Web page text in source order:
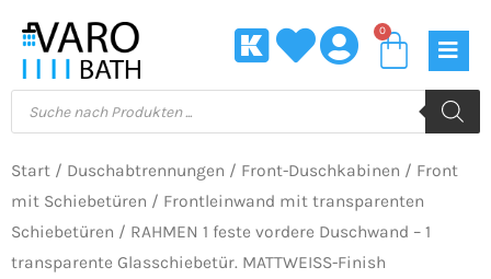
Inhalt
springen
0
Products
search
Start / Duschabtrennungen / Front-Duschkabinen / Front
mit Schiebetüren / Frontleinwand mit transparenten
Schiebetüren / RAHMEN 1 feste vordere Duschwand – 1
transparente Glasschiebetür. MATTWEISS-Finish